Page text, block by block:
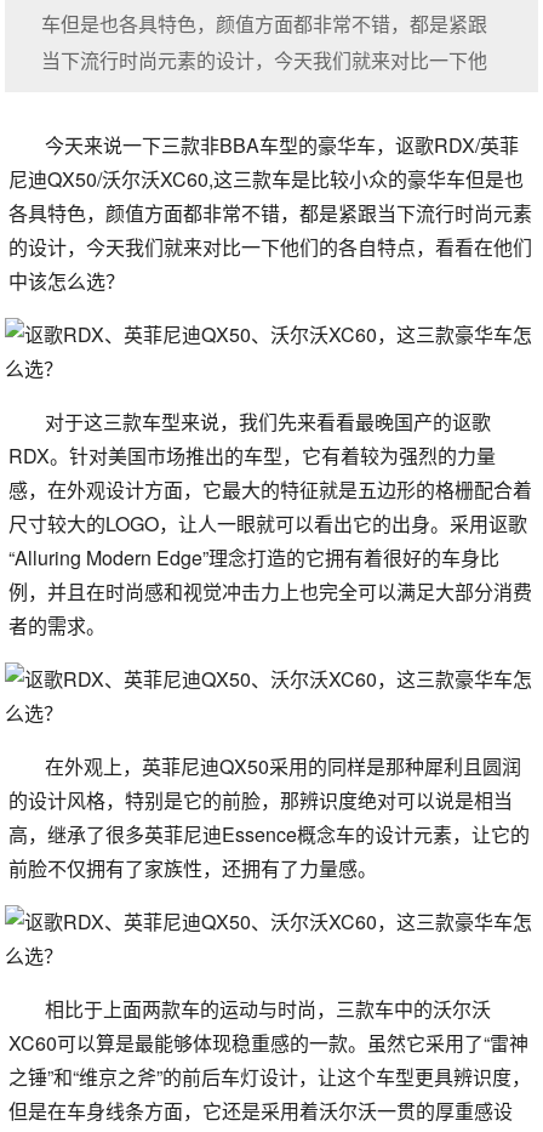
车但是也各具特色，颜值方面都非常不错，都是紧跟
当下流行时尚元素的设计，今天我们就来对比一下他
今天来说一下三款非BBA车型的豪华车，讴歌RDX/英菲
尼迪QX50/沃尔沃XC60,这三款车是比较小众的豪华车但是也
各具特色，颜值方面都非常不错，都是紧跟当下流行时尚元素
的设计，今天我们就来对比一下他们的各自特点，看看在他们
中该怎么选？
对于这三款车型来说，我们先来看看最晚国产的讴歌
RDX。针对美国市场推出的车型，它有着较为强烈的力量
感，在外观设计方面，它最大的特征就是五边形的格栅配合着
尺寸较大的LOGO，让人一眼就可以看出它的出身。采用讴歌
“Alluring Modern Edge”理念打造的它拥有着很好的车身比
例，并且在时尚感和视觉冲击力上也完全可以满足大部分消费
者的需求。
在外观上，英菲尼迪QX50采用的同样是那种犀利且圆润
的设计风格，特别是它的前脸，那辨识度绝对可以说是相当
高，继承了很多英菲尼迪Essence概念车的设计元素，让它的
前脸不仅拥有了家族性，还拥有了力量感。
相比于上面两款车的运动与时尚，三款车中的沃尔沃
XC60可以算是最能够体现稳重感的一款。虽然它采用了“雷神
之锤”和“维京之斧”的前后车灯设计，让这个车型更具辨识度，
但是在车身线条方面，它还是采用着沃尔沃一贯的厚重感设